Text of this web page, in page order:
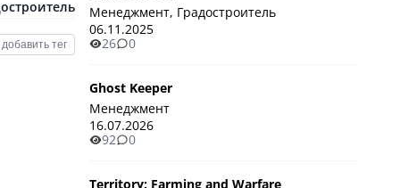
добавить тег
Менеджмент, Градостроитель
06.11.2025
26
0
Ghost Keeper
Менеджмент
16.07.2026
92
0
Territory: Farming and Warfare